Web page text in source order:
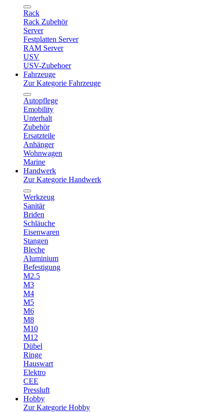
Rack
Rack Zubehör
Server
Festplatten Server
RAM Server
USV
USV-Zubehoer
Fahrzeuge
Zur Kategorie Fahrzeuge
Autopflege
Emobility
Unterhalt
Zubehör
Ersatzteile
Anhänger
Wohnwagen
Marine
Handwerk
Zur Kategorie Handwerk
Werkzeug
Sanitär
Briden
Schläuche
Eisenwaren
Stangen
Bleche
Aluminium
Befestigung
M2.5
M3
M4
M5
M6
M8
M10
M12
Dübel
Ringe
Hauswart
Elektro
CEE
Pressluft
Hobby
Zur Kategorie Hobby